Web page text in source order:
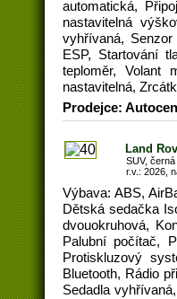
automatická,
nastavitelná
vyhřívaná,
ESP, Startování
teploměr, Volant
nastavitelná,
Prodejce:
Land
SUV, černá
r.v.: 2026,
Výbava: ABS,
Dětská sedačka
dvouokruhová,
Palubní počítač,
Protiskluzový
Bluetooth, Rádio
Sedadla